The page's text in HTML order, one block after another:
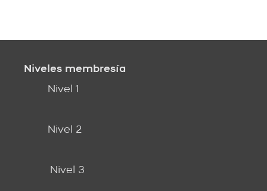
Niveles membresía
Nivel 1
Nivel 2
Nivel 3